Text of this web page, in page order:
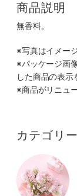
商品説明
無香料。
※写真はイメー
※パッケージ画
した商品の表示
※商品がリニュ
カテゴリ